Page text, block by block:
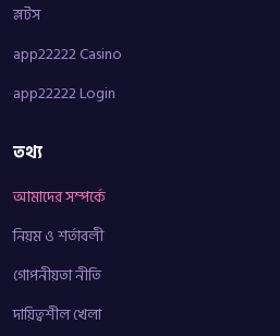
স্লটস
app22222 Casino
app22222 Login
তথ্য
আমাদের সম্পর্কে
নিয়ম ও শর্তাবলী
গোপনীয়তা নীতি
দায়িত্বশীল খেলা